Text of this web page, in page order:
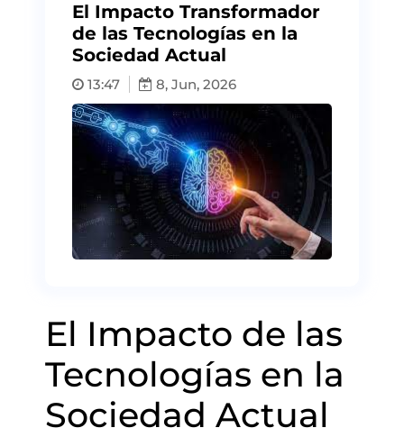
El Impacto Transformador
de las Tecnologías en la
Sociedad Actual
13:47 8, Jun, 2026
El Impacto de las
Tecnologías en la
Sociedad Actual